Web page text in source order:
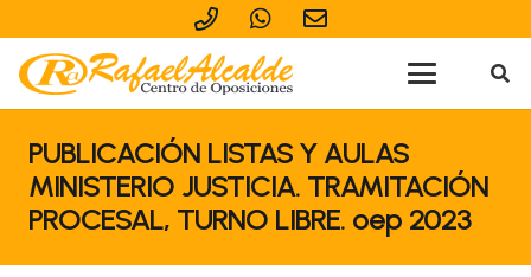
PUBLICACIÓN LISTAS Y AULAS
MINISTERIO JUSTICIA. TRAMITACIÓN
PROCESAL, TURNO LIBRE. oep 2023